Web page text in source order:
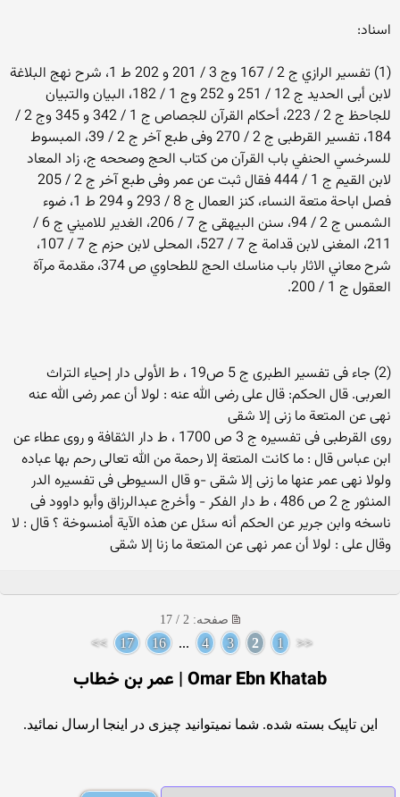
اسناد:
(1) تفسير الرازي ج 2 / 167 وج 3 / 201 و 202 ط 1، شرح نهج البلاغة
لابن أبى الحديد ج 12 / 251 و 252 وج 1 / 182، البيان والتبيان
للجاحظ ج 2 / 223، أحكام القرآن للجصاص ج 1 / 342 و 345 وج 2 /
184، تفسير القرطبى ج 2 / 270 وفى طبع آخر ج 2 / 39، المبسوط
للسرخسي الحنفي باب القرآن من كتاب الحج وصححه ج، زاد المعاد
لابن القيم ج 1 / 444 فقال ثبت عن عمر وفى طبع آخر ج 2 / 205
فصل اباحة متعة النساء، كنز العمال ج 8 / 293 و 294 ط 1، ضوء
الشمس ج 2 / 94، سنن البيهقى ج 7 / 206، الغدير للاميني ج 6 /
211، المغنى لابن قدامة ج 7 / 527، المحلى لابن حزم ج 7 / 107،
شرح معاني الاثار باب مناسك الحج للطحاوي ص 374، مقدمة مرآة
العقول ج 1 / 200.
(2) جاء فی تفسیر الطبری ج 5 ص19 ، ط الأولى دار إحیاء التراث
العربی. قال الحكم: قال علی رضی الله عنه : لولا أن عمر رضی الله عنه
نهى عن المتعة ما زنى إلا شقى
روى القرطبی فی تفسیره ج 3 ص 1700 ، ط دار الثقافة و روى عطاء عن
ابن عباس قال : ما كانت المتعة إلا رحمة من الله تعالى رحم بها عباده
ولولا نهى عمر عنها ما زنى إلا شقی -و قال السیوطی فی تفسیره الدر
المنثور ج 2 ص 486 ، ط دار الفكر - وأخرج عبدالرزاق وأبو داوود فی
ناسخه وابن جریر عن الحكم أنه سئل عن هذه الآیة أمنسوخة ؟ قال : لا
وقال علی : لولا أن عمر نهى عن المتعة ما زنا إلا شقی
صفحه: 2 / 17
<<
1
2
3
4
...
16
17
>>
Omar Ebn Khatab | عمر بن خطاب
این تاپیک بسته شده. شما نمیتوانید چیزی در اینجا ارسال نمائید.